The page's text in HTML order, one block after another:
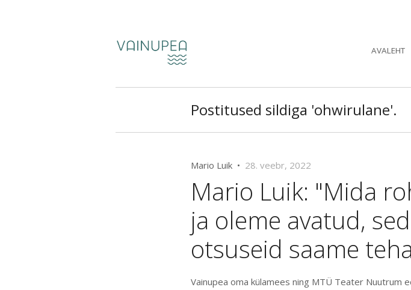
AVALEHT
Postitused sildiga 'ohwirulane'.
Mario Luik • 28. veebr, 2022
Mario Luik: "Mida
ja oleme avatud,
otsuseid saame
Vainupea oma külamees ning MTÜ Teater Nuutrum